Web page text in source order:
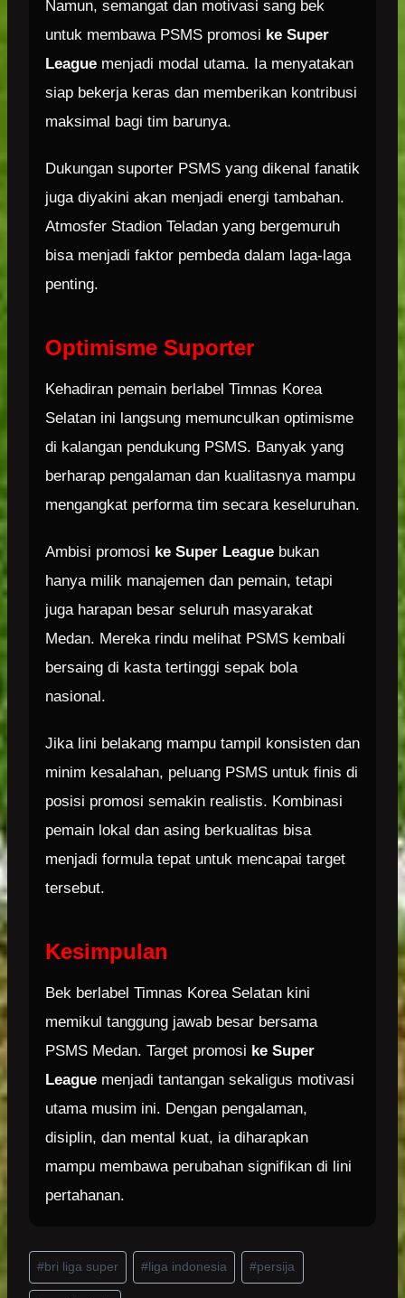
Namun, semangat dan motivasi sang bek
untuk membawa PSMS promosi ke Super
League menjadi modal utama. Ia menyatakan
siap bekerja keras dan memberikan kontribusi
maksimal bagi tim barunya.
Dukungan suporter PSMS yang dikenal fanatik
juga diyakini akan menjadi energi tambahan.
Atmosfer Stadion Teladan yang bergemuruh
bisa menjadi faktor pembeda dalam laga-laga
penting.
Optimisme Suporter
Kehadiran pemain berlabel Timnas Korea
Selatan ini langsung memunculkan optimisme
di kalangan pendukung PSMS. Banyak yang
berharap pengalaman dan kualitasnya mampu
mengangkat performa tim secara keseluruhan.
Ambisi promosi ke Super League bukan
hanya milik manajemen dan pemain, tetapi
juga harapan besar seluruh masyarakat
Medan. Mereka rindu melihat PSMS kembali
bersaing di kasta tertinggi sepak bola
nasional.
Jika lini belakang mampu tampil konsisten dan
minim kesalahan, peluang PSMS untuk finis di
posisi promosi semakin realistis. Kombinasi
pemain lokal dan asing berkualitas bisa
menjadi formula tepat untuk mencapai target
tersebut.
Kesimpulan
Bek berlabel Timnas Korea Selatan kini
memikul tanggung jawab besar bersama
PSMS Medan. Target promosi ke Super
League menjadi tantangan sekaligus motivasi
utama musim ini. Dengan pengalaman,
disiplin, dan mental kuat, ia diharapkan
mampu membawa perubahan signifikan di lini
pertahanan.
Post
Tags:
#bri liga super # liga indonesia #persija